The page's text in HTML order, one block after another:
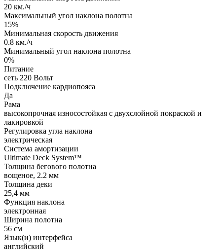
20 км./ч
Максимальный угол наклона полотна
15%
Минимальная скорость движения
0.8 км./ч
Минимальный угол наклона полотна
0%
Питание
сеть 220 Вольт
Подключение кардиопояса
Да
Рама
высокопрочная износостойкая с двухслойной покраской и
лакировкой
Регулировка угла наклона
электрическая
Система амортизации
Ultimate Deck System™
Толщина бегового полотна
вощеное, 2.2 мм
Толщина деки
25,4 мм
Функция наклона
электронная
Ширина полотна
56 см
Язык(и) интерфейса
английский